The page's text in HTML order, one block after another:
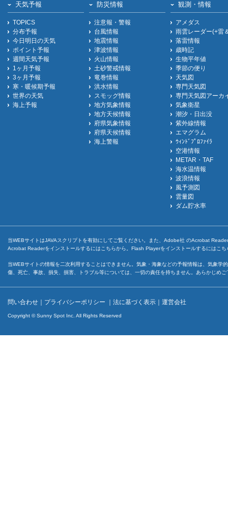
天気予報
TOPICS
分布予報
今日明日の天気
ポイント予報
週間天気予報
1ヶ月予報
3ヶ月予報
寒・暖候期予報
世界の天気
海上予報
防災情報
注意報・警報
台風情報
地震情報
津波情報
火山情報
土砂警戒情報
竜巻情報
洪水情報
スモッグ情報
地方気象情報
地方天候情報
府県気象情報
府県天候情報
海上警報
観測・情報
アメダス
雨雲レーダー(+雷
落雷情報
歳時記
生物平年値
季節の便り
天気図
専門天気図
専門天気図アーカ
気象衛星
潮汐・日出没
紫外線情報
エマグラム
ｳｨﾝﾄﾞﾌﾟﾛﾌｧｲﾗ
空港情報
METAR・TAF
海水温情報
波浪情報
風予測図
雲量図
ダム貯水率
当WEBサイトはJAVAスクリプトを有効にしてご覧ください。また、Adobe社 のAcrobat
Acrobat Readerをインストールするには こちらから。Flash Playerをインストールするには こち
当WEBサイトの情報を二次利用することはできません。気象・海象などの予報情報は、気象
傷、死亡、事故、損失、損害、トラブル等については、一切の責任を持ちません。あらかじめ
問い合わせ ｜ プライバシーポリシー ｜ 法に基づく表示 ｜ 運営会社
Copyright © Sunny Spot Inc. All Rights Reserved